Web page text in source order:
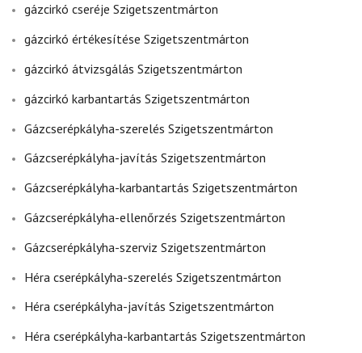
gázcirkó cseréje Szigetszentmárton
gázcirkó értékesítése Szigetszentmárton
gázcirkó átvizsgálás Szigetszentmárton
gázcirkó karbantartás Szigetszentmárton
Gázcserépkályha-szerelés Szigetszentmárton
Gázcserépkályha-javítás Szigetszentmárton
Gázcserépkályha-karbantartás Szigetszentmárton
Gázcserépkályha-ellenőrzés Szigetszentmárton
Gázcserépkályha-szerviz Szigetszentmárton
Héra cserépkályha-szerelés Szigetszentmárton
Héra cserépkályha-javítás Szigetszentmárton
Héra cserépkályha-karbantartás Szigetszentmárton